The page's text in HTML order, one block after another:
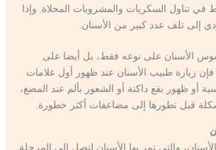
في تناول السكريات والمشروبات المحلاة. وإذا
إلى تلف عدد كبير من الأسنان.
الأسنان على نوعه فقط، بل أيضا على
زيارة طبيب الأسنان عند ظهور أول علامات
أو ظهور بقع داكنة أو الشعور بألم عند المضغ،
قبل تطورها إلى مضاعفات أكثر خطورة.